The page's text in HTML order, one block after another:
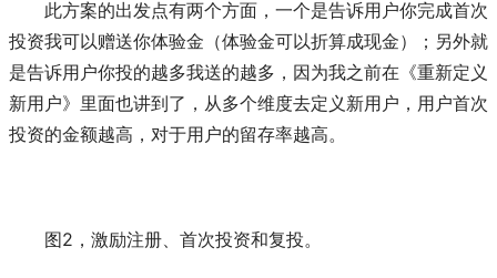
此方案的出发点有两个方面，一个是告诉用户你完成首次
投资我可以赠送你体验金（体验金可以折算成现金）；另外就
是告诉用户你投的越多我送的越多，因为我之前在《重新定义
新用户》里面也讲到了，从多个维度去定义新用户，用户首次
投资的金额越高，对于用户的留存率越高。
图2，激励注册、首次投资和复投。